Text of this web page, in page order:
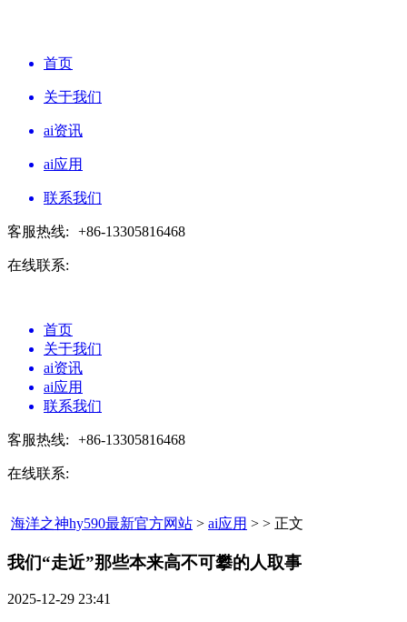
首页
关于我们
ai资讯
ai应用
联系我们
客服热线: +86-13305816468
在线联系:
首页
关于我们
ai资讯
ai应用
联系我们
客服热线: +86-13305816468
在线联系:
海洋之神hy590最新官方网站 > ai应用 > > 正文
我们“走近”那些本来高不可攀的人取事​
2025-12-29 23:41